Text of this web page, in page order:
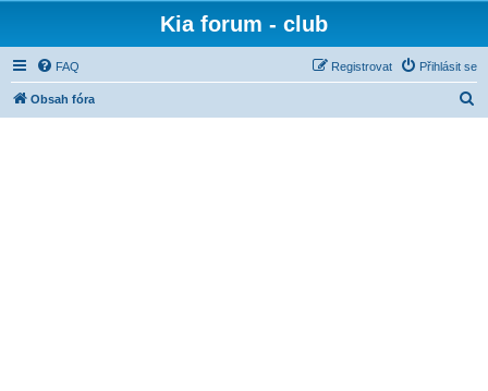
Kia forum - club
FAQ Přihlásit se
Registrovat
Obsah fóra